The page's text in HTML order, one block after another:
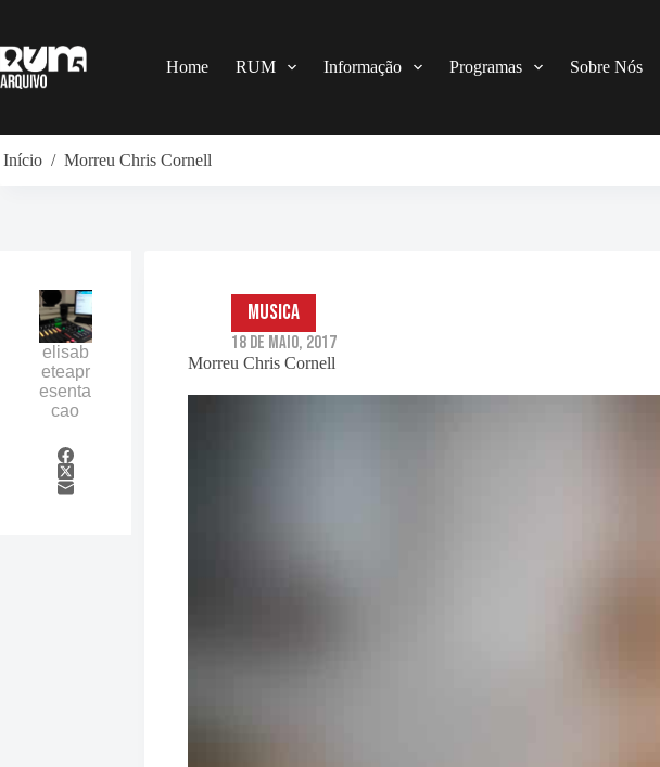
o
conteúdo
Home RUM Informação Programas Sobre Nós
Início / Morreu Chris Cornell
Morreu Chris Cornell
musica
18 de Maio, 2017
elisab
eteapr
esenta
cao